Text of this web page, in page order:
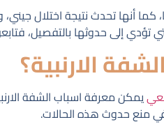
أنها تحدث نتيجة اختلال
إلى حدوثها بالتفصيل،
الارنبية؟
يمكن معرفة اسباب الشفة
منع حدوث هذه الحالات.